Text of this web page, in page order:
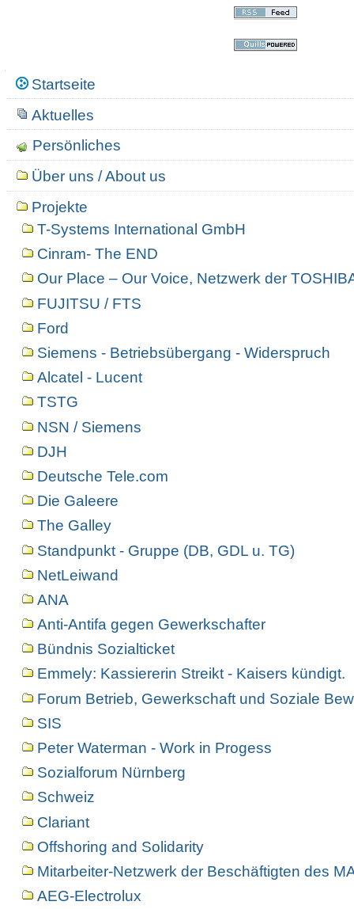
NavigationStartseite
Aktuelles
Persönliches
Über uns / About us
Projekte
T-Systems International GmbH
Cinram- The END
Our Place – Our Voice, Netzwerk der
FUJITSU / FTS
Ford
Siemens - Betriebsübergang - Widerspruch
Alcatel - Lucent
TSTG
NSN / Siemens
DJH
Deutsche Tele.com
Die Galeere
The Galley
Standpunkt - Gruppe (DB, GDL u. TG)
NetLeiwand
ANA
Anti-Antifa gegen Gewerkschafter
Bündnis Sozialticket
Emmely: Kassiererin Streikt - Kaisers kündigt.
Forum Betrieb, Gewerkschaft und Soziale
SIS
Peter Waterman - Work in Progess
Sozialforum Nürnberg
Schweiz
Clariant
Offshoring and Solidarity
Mitarbeiter-Netzwerk der Beschäftigten des
AEG-Electrolux